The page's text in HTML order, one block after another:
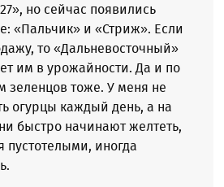
но сейчас появились
«Пальчик» и «Стриж». Если
то «Дальневосточный»
им в урожайности. Да и по
зеленцов тоже. У меня не
огурцы каждый день, а на
быстро начинают желтеть,
пустотелыми, иногда